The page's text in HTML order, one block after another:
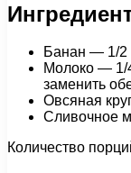
Банан — 1/2
Молоко — 1/
заменить
Овсяная
Сливочное
Количество